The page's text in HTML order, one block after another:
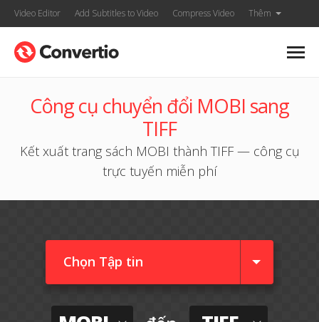
Video Editor Add Subtitles to Video Compress Video Thêm
Công cụ chuyển đổi MOBI sang
TIFF
Kết xuất trang sách MOBI thành TIFF — công cụ
trực tuyến miễn phí
Chọn Tập tin